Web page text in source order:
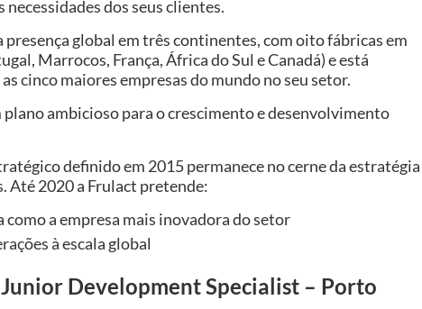
necessidades dos seus clientes.
presença global em três continentes, com oito fábricas em
Marrocos, França, África do Sul e Canadá) e está
cinco maiores empresas do mundo no seu setor.
ambicioso para o crescimento e desenvolvimento
definido em 2015 permanece no cerne da estratégia
Até 2020 a Frulact pretende:
como a empresa mais inovadora do setor
à escala global
Development Specialist – Porto